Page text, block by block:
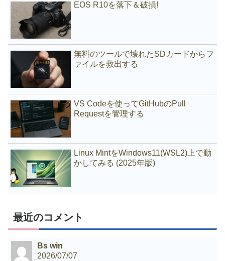
EOS R10を落下＆破損!
無料のツールで壊れたSDカードからフ
ァイルを救出する
VS Codeを使ってGitHubのPull
Requestを管理する
Linux MintをWindows11(WSL2)上で動
かしてみる (2025年版)
最近のコメント
Bs win
2026/07/07